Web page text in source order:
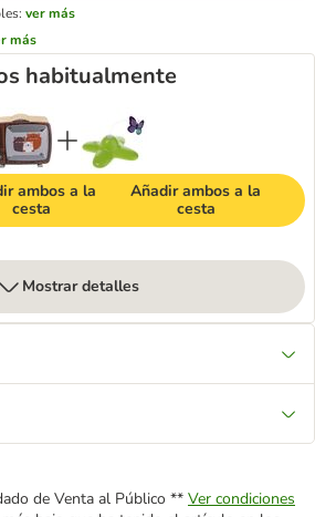
ver más
más
habitualmente
ambos a la
cesta
Añadir ambos a la
cesta
Mostrar detalles
de Venta al Público ** Ver condiciones